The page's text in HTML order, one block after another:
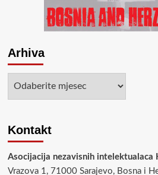
Arhiva
Kontakt
Asocijacija nezavisnih intelektualaca
Vrazova 1, 71000 Sarajevo, Bosna i